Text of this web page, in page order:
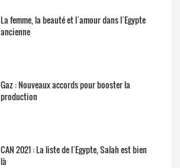
La femme, la beauté et l´amour dans l´Egypte
ancienne
Gaz : Nouveaux accords pour booster la
production
CAN 2021 : La liste de l´Egypte, Salah est bien
là